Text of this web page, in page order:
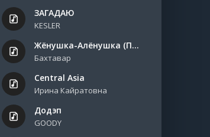
ЗАГАДАЮ
KESLER
Жёнушка-Алёнушка (Полная Версия)
Бахтавар
Central Asia
Ирина Кайратовна
Додэп
GOODY